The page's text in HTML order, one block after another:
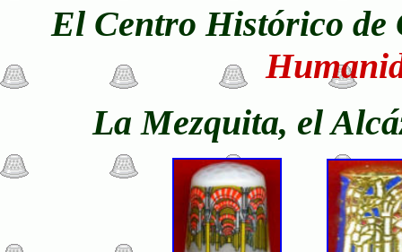
El Centro Histórico de
La Mezquita, el